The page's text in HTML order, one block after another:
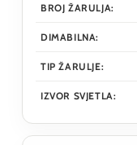
BROJ ŽARULJA:
DIMABILNA:
TIP ŽARULJE:
IZVOR SVJETLA: